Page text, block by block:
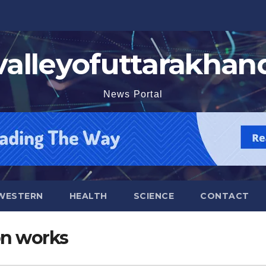
News Portal
HEALTH SCIENCE CONTACT
works